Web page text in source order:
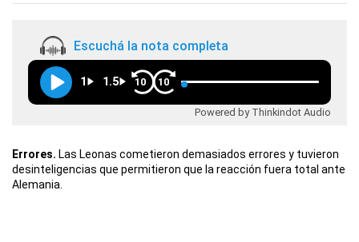
Escuchá la nota completa
1 1.5 10 10
Powered by Thinkindot Audio
Errores. Las Leonas cometieron demasiados errores y tuvieron
desinteligencias que permitieron que la reacción fuera total ante
Alemania.